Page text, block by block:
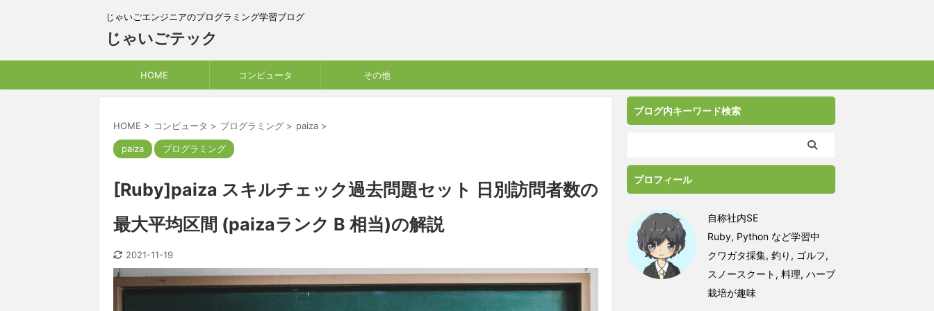
じゃいごエンジニアのプログラミング学習ブログ
じゃいごテック
HOME コンピュータ その他
HOME > コンピュータ > プログラミング > paiza >
paiza プログラミング
[Ruby]paiza スキルチェック過去問題セット 日別訪問者数の
最大平均区間 (paizaランク B 相当)の解説
2021-11-19
ブログ内キーワード検索
プロフィール
自称社内SE
Ruby, Python など学習中
クワガタ採集, 釣り, ゴルフ,
スノースクート, 料理, ハーブ
栽培が趣味